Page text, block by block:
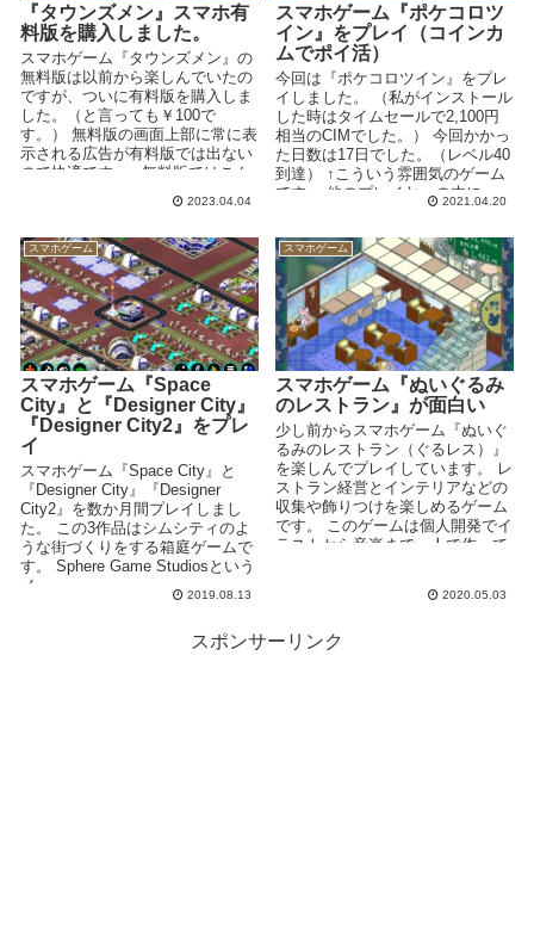
『タウンズメン』スマホ有
料版を購入しました。
スマホゲーム『タウンズメン』の
無料版は以前から楽しんでいたの
ですが、ついに有料版を購入しま
した。（と言っても￥100で
す。） 無料版の画面上部に常に表
示される広告が有料版では出ない
ので快適です。 ↑無料版ではこん
2023.04.04
スマホゲーム『ポケコロツ
イン』をプレイ（コインカ
ムでポイ活）
今回は『ポケコロツイン』をプレ
イしました。 （私がインストール
した時はタイムセールで2,100円
相当のCIMでした。） 今回かかっ
た日数は17日でした。（レベル40
到達） ↑こういう雰囲気のゲーム
です。 他のプレイヤーの木に
2021.04.20
スマホゲーム
スマホゲーム『Space
City』と『Designer City』
『Designer City2』をプレ
イ
スマホゲーム『Space City』と
『Designer City』『Designer
City2』を数か月間プレイしまし
た。 この3作品はシムシティのよ
うな街づくりをする箱庭ゲームで
す。 Sphere Game Studiosという
メ...
2019.08.13
スマホゲーム
スマホゲーム『ぬいぐるみ
のレストラン』が面白い
少し前からスマホゲーム『ぬいぐ
るみのレストラン（ぐるレス）』
を楽しんでプレイしています。 レ
ストラン経営とインテリアなどの
収集や飾りつけを楽しめるゲーム
です。 このゲームは個人開発でイ
ラストから音楽まで一人で作って
2020.05.03
スポンサーリンク